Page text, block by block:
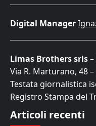
Digital Manager
Limas Brothers srls –
Via R. Marturano, 48 –
Testata giornalistica
Registro Stampa del
Articoli recenti